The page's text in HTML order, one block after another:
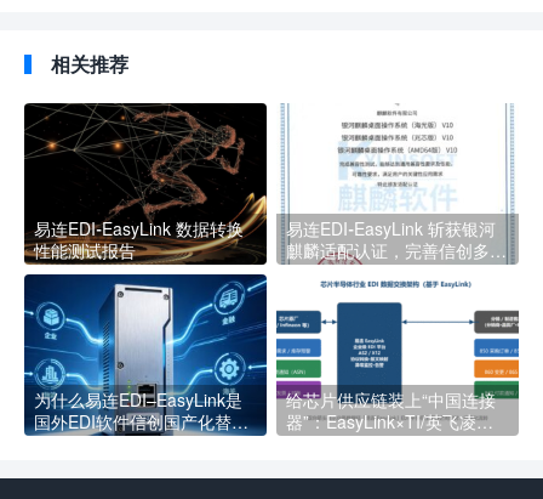
相关推荐
易连EDI-EasyLink 数据转换
性能测试报告
易连EDI-EasyLink 斩获银河
麒麟适配认证，完善信创多系
为什么易连EDI–EasyLink是
国外EDI软件信创国产化替代
给芯片供应链装上“中国连接
器”：EasyLink×TI/英飞凌对